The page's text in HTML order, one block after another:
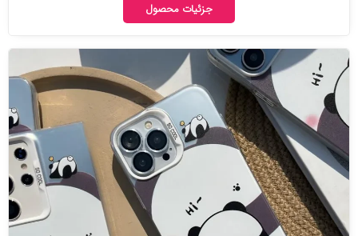
جزئیات محصول